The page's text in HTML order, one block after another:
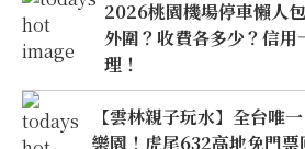
2026桃園機場停車懶人
外圍？收費各多少？信用
理！
【雲林親子玩水】全台唯
樂園！虎尾632高地免門